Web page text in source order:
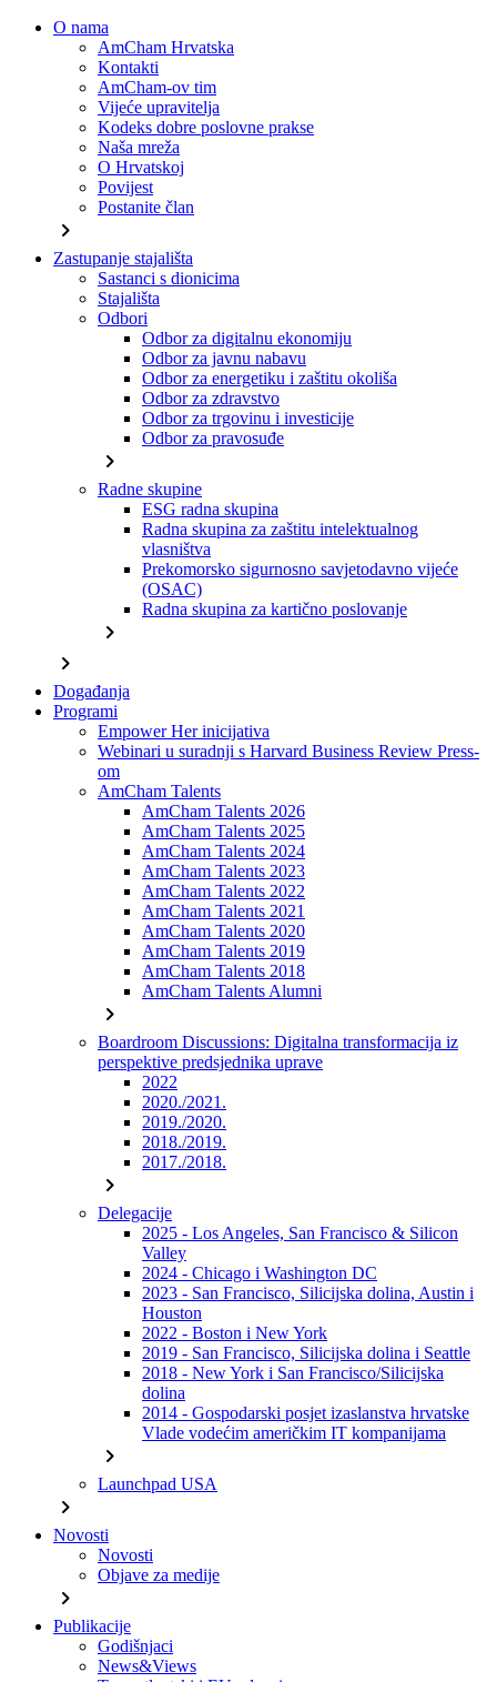
O nama
AmCham Hrvatska
Kontakti
AmCham-ov tim
Vijeće upravitelja
Kodeks dobre poslovne prakse
Naša mreža
O Hrvatskoj
Povijest
Postanite član
chevron_right
Zastupanje stajališta
Sastanci s dionicima
Stajališta
Odbori
Odbor za digitalnu ekonomiju
Odbor za javnu nabavu
Odbor za energetiku i zaštitu okoliša
Odbor za zdravstvo
Odbor za trgovinu i investicije
Odbor za pravosuđe
chevron_right
Radne skupine
ESG radna skupina
Radna skupina za zaštitu intelektualnog
vlasništva
Prekomorsko sigurnosno savjetodavno vijeće
(OSAC)
Radna skupina za kartično poslovanje
chevron_right
chevron_right
Događanja
Programi
Empower Her inicijativa
Webinari u suradnji s Harvard Business Review Press-
om
AmCham Talents
AmCham Talents 2026
AmCham Talents 2025
AmCham Talents 2024
AmCham Talents 2023
AmCham Talents 2022
AmCham Talents 2021
AmCham Talents 2020
AmCham Talents 2019
AmCham Talents 2018
AmCham Talents Alumni
chevron_right
Boardroom Discussions: Digitalna transformacija iz
perspektive predsjednika uprave
2022
2020./2021.
2019./2020.
2018./2019.
2017./2018.
chevron_right
Delegacije
2025 - Los Angeles, San Francisco & Silicon
Valley
2024 - Chicago i Washington DC
2023 - San Francisco, Silicijska dolina, Austin i
Houston
2022 - Boston i New York
2019 - San Francisco, Silicijska dolina i Seattle
2018 - New York i San Francisco/Silicijska
dolina
2014 - Gospodarski posjet izaslanstva hrvatske
Vlade vodećim američkim IT kompanijama
chevron_right
Launchpad USA
chevron_right
Novosti
Novosti
Objave za medije
chevron_right
Publikacije
Godišnjaci
News&Views